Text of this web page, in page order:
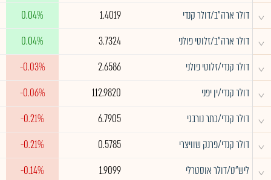
^ דולר ארה"ב/דולר קנדי 1.4019
0.04%
^ דולר ארה"ב/זלוטי פולני 3.7324
0.04%
^ דולר קנדי/זלוטי פולני 2.6586
-0.03%
^ דולר קנדי/ין יפני 112.9820
-0.06%
^ דולר קנדי/כתר נורבגי 6.7905
-0.21%
^ דולר קנדי/פרנק שוויצרי 0.5785
-0.21%
^ ליש"ט/דולר אוסטרלי 1.9099
-0.14%